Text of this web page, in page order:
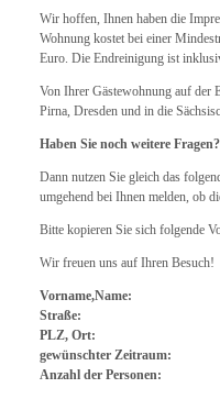
Wir hoffen, Ihnen haben die
Wohnung kostet bei einer
Euro. Die Endreinigung ist
Von Ihrer Gästewohnung auf der
Pirna, Dresden und in die
Haben Sie noch weitere
Dann nutzen Sie gleich das
umgehend bei Ihnen melden, ob
Bitte kopieren Sie sich folgende
Wir freuen uns auf Ihren Besuch!
Vorname,Name:
Straße:
PLZ, Ort:
gewünschter Zeitraum:
Anzahl der